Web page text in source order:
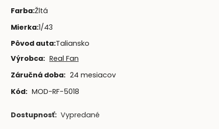
Farba:Žltá
Mierka:1/43
Pôvod auta:Taliansko
Výrobca: Real Fan
Záručná doba: 24 mesiacov
Kód: MOD-RF-5018
Dostupnosť: Vypredané